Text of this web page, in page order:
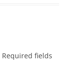
Required fields